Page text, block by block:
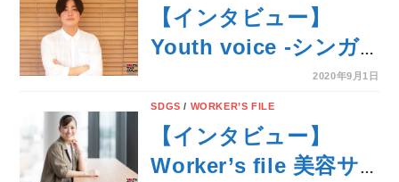
【インタビュー】
Youth voice -シンガ
2020年9月1日
SDGS / WORKER’S FILE
【インタビュー】
Worker’s file 美容サ